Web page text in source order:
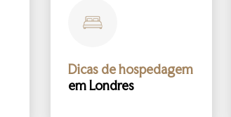
Dicas de hospedagem
em Londres